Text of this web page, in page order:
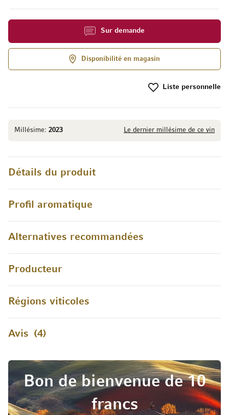
Millésime: 2023 Le dernier millésime de ce vin
Sur demande
Disponibilité en magasin
Liste personnelle
Détails du produit
Profil aromatique
Alternatives recommandées
Producteur
Régions viticoles
Avis 4
Bon de bienvenue de 10
francs